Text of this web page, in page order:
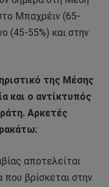
Μπαχρέιν (65-
(45-55%) και στην
της Μέσης
και ο αντίκτυπός
Αρκετές
αποτελείται
που βρίσκεται στην